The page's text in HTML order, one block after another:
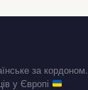
за кордоном.
у Європі